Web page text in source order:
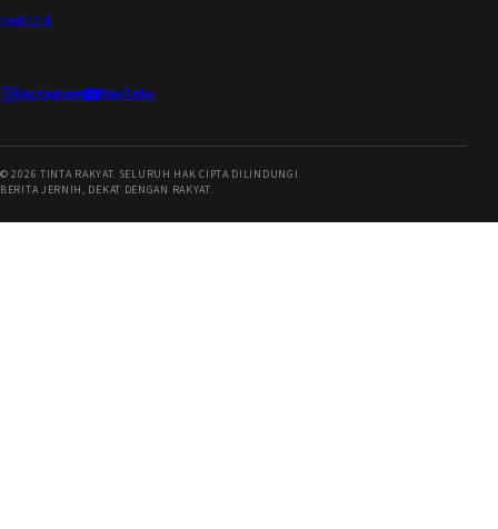
Kode Etik
Instagram YouTube
©2026 TINTA RAKYAT. SELURUH HAK CIPTA DILINDUNGI.
BERITA JERNIH, DEKAT DENGAN RAKYAT.